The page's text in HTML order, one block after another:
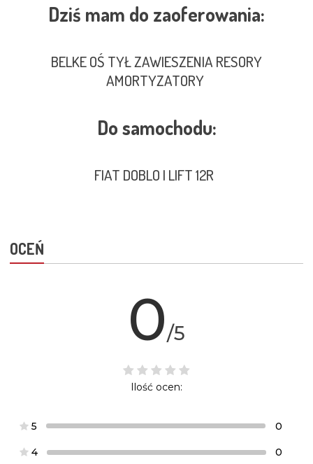
Dziś mam do zaoferowania:
BELKE OŚ TYŁ ZAWIESZENIA RESORY
AMORTYZATORY
Do samochodu:
FIAT DOBLO I LIFT 12R
OCEŃ
0/5
Ilość ocen:
5 0
4 0